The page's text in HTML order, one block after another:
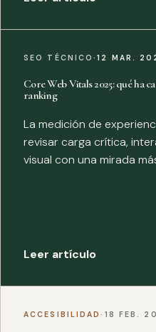
SEO TÉCNICO·12 MAR.
Core Web Vitals 2025: qué ha
ranking
La medición de
revisar carga crítica,
visual con una mirada
Leer artículo
ACCESIBILIDAD · 18 FEB.